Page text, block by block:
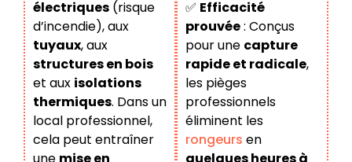
électriques (risque
d’incendie), aux
tuyaux, aux
structures en bois
et aux isolations
thermiques. Dans un
local professionnel,
cela peut entraîner
✅ Efficacité
prouvée: Conçus
pour une capture
rapide et radicale,
les pièges
professionnels
éliminent les
rongeurs en